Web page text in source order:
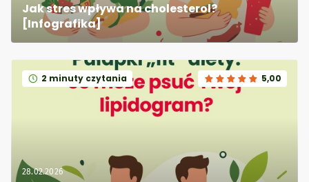
Jak stres wpływa na cholesterol?
[Infografika]
28.02.2026
2 minuty czytania 5,00